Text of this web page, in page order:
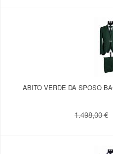
ABITO VERDE DA SPOSO
1.498,00 €